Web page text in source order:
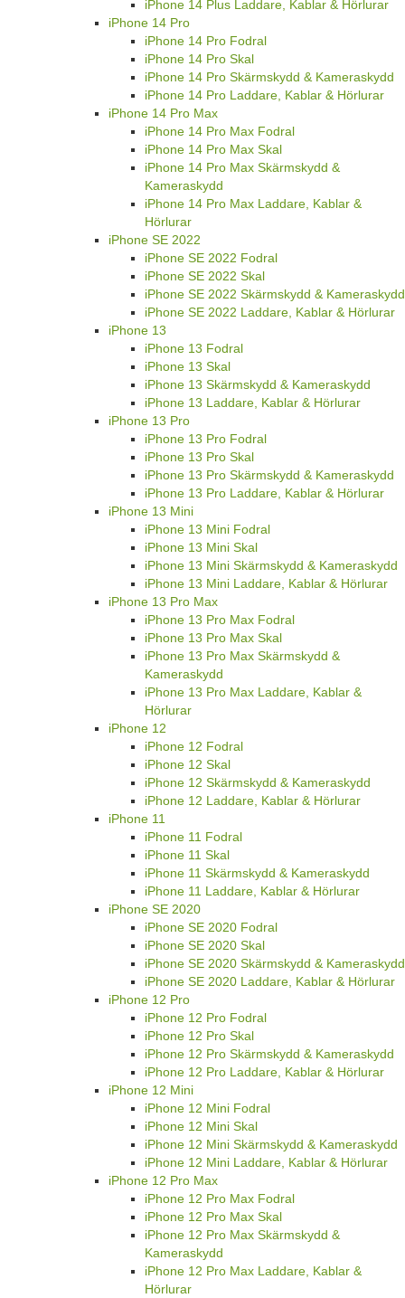
iPhone 14 Plus Laddare, Kablar & Hörlurar
iPhone 14 Pro
iPhone 14 Pro Fodral
iPhone 14 Pro Skal
iPhone 14 Pro Skärmskydd & Kameraskydd
iPhone 14 Pro Laddare, Kablar & Hörlurar
iPhone 14 Pro Max
iPhone 14 Pro Max Fodral
iPhone 14 Pro Max Skal
iPhone 14 Pro Max Skärmskydd &
Kameraskydd
iPhone 14 Pro Max Laddare, Kablar &
Hörlurar
iPhone SE 2022
iPhone SE 2022 Fodral
iPhone SE 2022 Skal
iPhone SE 2022 Skärmskydd & Kameraskydd
iPhone SE 2022 Laddare, Kablar & Hörlurar
iPhone 13
iPhone 13 Fodral
iPhone 13 Skal
iPhone 13 Skärmskydd & Kameraskydd
iPhone 13 Laddare, Kablar & Hörlurar
iPhone 13 Pro
iPhone 13 Pro Fodral
iPhone 13 Pro Skal
iPhone 13 Pro Skärmskydd & Kameraskydd
iPhone 13 Pro Laddare, Kablar & Hörlurar
iPhone 13 Mini
iPhone 13 Mini Fodral
iPhone 13 Mini Skal
iPhone 13 Mini Skärmskydd & Kameraskydd
iPhone 13 Mini Laddare, Kablar & Hörlurar
iPhone 13 Pro Max
iPhone 13 Pro Max Fodral
iPhone 13 Pro Max Skal
iPhone 13 Pro Max Skärmskydd &
Kameraskydd
iPhone 13 Pro Max Laddare, Kablar &
Hörlurar
iPhone 12
iPhone 12 Fodral
iPhone 12 Skal
iPhone 12 Skärmskydd & Kameraskydd
iPhone 12 Laddare, Kablar & Hörlurar
iPhone 11
iPhone 11 Fodral
iPhone 11 Skal
iPhone 11 Skärmskydd & Kameraskydd
iPhone 11 Laddare, Kablar & Hörlurar
iPhone SE 2020
iPhone SE 2020 Fodral
iPhone SE 2020 Skal
iPhone SE 2020 Skärmskydd & Kameraskydd
iPhone SE 2020 Laddare, Kablar & Hörlurar
iPhone 12 Pro
iPhone 12 Pro Fodral
iPhone 12 Pro Skal
iPhone 12 Pro Skärmskydd & Kameraskydd
iPhone 12 Pro Laddare, Kablar & Hörlurar
iPhone 12 Mini
iPhone 12 Mini Fodral
iPhone 12 Mini Skal
iPhone 12 Mini Skärmskydd & Kameraskydd
iPhone 12 Mini Laddare, Kablar & Hörlurar
iPhone 12 Pro Max
iPhone 12 Pro Max Fodral
iPhone 12 Pro Max Skal
iPhone 12 Pro Max Skärmskydd &
Kameraskydd
iPhone 12 Pro Max Laddare, Kablar &
Hörlurar